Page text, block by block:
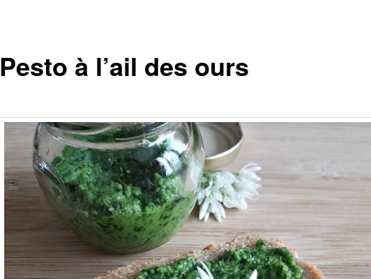
Pesto à l’ail des ours